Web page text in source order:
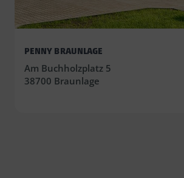
PENNY BRAUNLAGE
Am Buchholzplatz 5
38700 Braunlage